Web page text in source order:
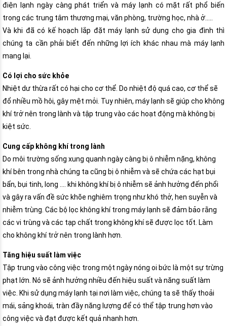
điện lạnh ngày càng phát triển và máy lạnh có mặt rất phổ biến
trong các trung tâm thương mại, văn phòng, trường học, nhà ở…..
Và khi đã có kế hoạch lắp đặt máy lạnh sử dụng cho gia đình thì
chúng ta cần phải biết đến những lợi ích khác nhau mà máy lạnh
mang lại.
Có lợi cho sức khỏe
Nhiệt dư thừa rất có hại cho cơ thể. Do nhiệt độ quá cao, cơ thể sẽ
đổ nhiều mồ hôi, gây mệt mỏi. Tuy nhiên, máy lạnh sẽ giúp cho không
khí trở nên trong lành và tập trung vào các hoạt động mà không bị
kiệt sức.
Cung cấp không khí trong lành
Do môi trường sống xung quanh ngày càng bị ô nhiễm nặng, không
khí bên trong nhà chúng ta cũng bị ô nhiễm và sẽ chứa các hạt bụi
bẩn, bụi tinh, long …. khi không khí bị ô nhiễm sẽ ảnh hưởng đến phổi
và gây ra vấn đề sức khõe nghiêm trọng như khó thở, hen suyễn và
nhiễm trùng. Các bộ lọc không khí trong máy lạnh sẽ đảm bảo rằng
các vi trùng và các tạp chất trong không khí sẽ được lọc tốt. Làm
cho không khí trở nên trong lành hơn.
Tăng hiệu suất làm việc
Tập trung vào công việc trong một ngày nóng oi bức là một sự trừng
phạt lớn. Nó sẽ ảnh hưởng nhiều đến hiệu suất và năng suất làm
việc. Khi sử dụng máy lạnh tại nơi làm việc, chúng ta sẽ thấy thoải
mái, sảng khoái, tràn đầy năng lượng để có thể tập trung hơn vào
công việc và đạt được kết quả nhanh hơn.